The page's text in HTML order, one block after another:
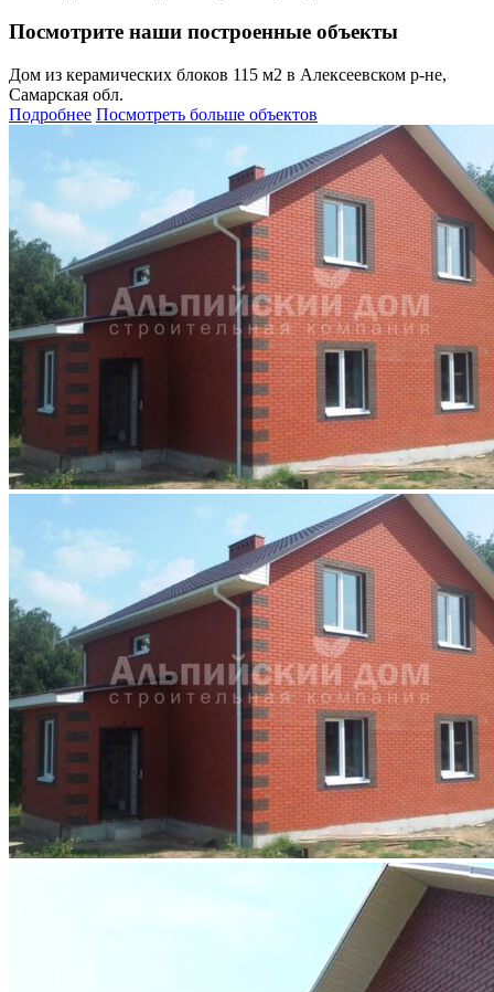
Посмотрите наши построенные объекты
Дом из керамических блоков 115 м2 в Алексеевском р-не,
Самарская обл.
Подробнее Посмотреть больше объектов